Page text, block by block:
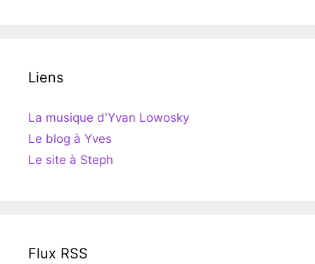
Liens
La musique d'Yvan Lowosky
Le blog à Yves
Le site à Steph
Flux RSS